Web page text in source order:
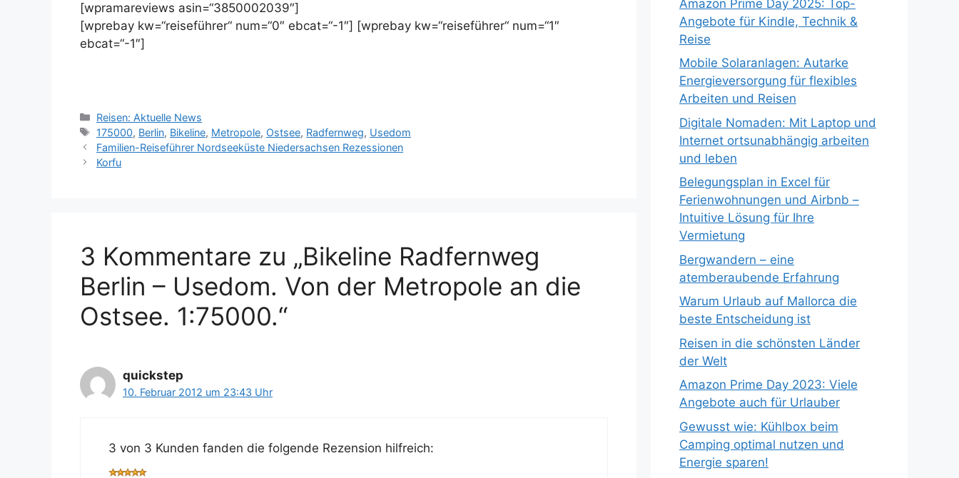
[wpramareviews asin=“3850002039″]
[wprebay kw=“reiseführer“ num=“0″ ebcat=“-1″] [wprebay kw=“reiseführer“ num=“1″
ebcat=“-1″]
Kategorien
Reisen: Aktuelle News
Schlagwörter
175000, Berlin, Bikeline, Metropole, Ostsee, Radfernweg, Usedom
Familien-Reiseführer Nordseeküste Niedersachsen Rezessionen
Korfu
3 Kommentare zu „Bikeline Radfernweg
Berlin – Usedom. Von der Metropole an die
Ostsee. 1:75000.“
quickstep
10. Februar 2012 um 23:43 Uhr
3 von 3 Kunden fanden die folgende Rezension hilfreich:
Amazon Prime Day 2025: Top-
Angebote für Kindle, Technik &
Reise
Mobile Solaranlagen: Autarke
Energieversorgung für flexibles
Arbeiten und Reisen
Digitale Nomaden: Mit Laptop und
Internet ortsunabhängig arbeiten
und leben
Belegungsplan in Excel für
Ferienwohnungen und Airbnb –
Intuitive Lösung für Ihre
Vermietung
Bergwandern – eine
atemberaubende Erfahrung
Warum Urlaub auf Mallorca die
beste Entscheidung ist
Reisen in die schönsten Länder
der Welt
Amazon Prime Day 2023: Viele
Angebote auch für Urlauber
Gewusst wie: Kühlbox beim
Camping optimal nutzen und
Energie sparen!